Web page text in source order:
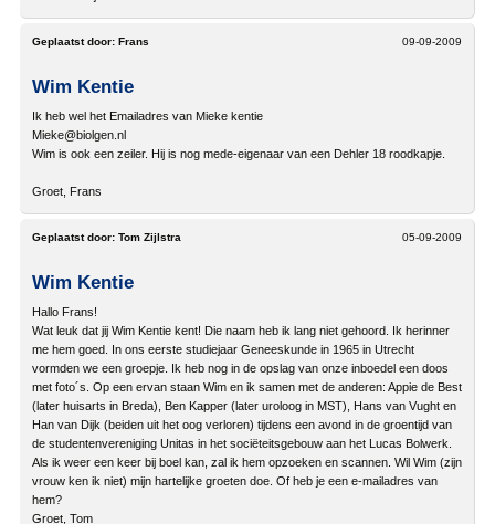
09-09-2009
Geplaatst door: Frans
Wim Kentie
Ik heb wel het Emailadres van Mieke kentie
Mieke@biolgen.nl
Wim is ook een zeiler. Hij is nog mede-eigenaar van een Dehler 18 roodkapje.
Groet, Frans
05-09-2009
Geplaatst door: Tom Zijlstra
Wim Kentie
Hallo Frans!
Wat leuk dat jij Wim Kentie kent! Die naam heb ik lang niet gehoord. Ik herinner
me hem goed. In ons eerste studiejaar Geneeskunde in 1965 in Utrecht
vormden we een groepje. Ik heb nog in de opslag van onze inboedel een doos
met foto´s. Op een ervan staan Wim en ik samen met de anderen: Appie de Best
(later huisarts in Breda), Ben Kapper (later uroloog in MST), Hans van Vught en
Han van Dijk (beiden uit het oog verloren) tijdens een avond in de groentijd van
de studentenvereniging Unitas in het sociëteitsgebouw aan het Lucas Bolwerk.
Als ik weer een keer bij boel kan, zal ik hem opzoeken en scannen. Wil Wim (zijn
vrouw ken ik niet) mijn hartelijke groeten doe. Of heb je een e-mailadres van
hem?
Groet, Tom